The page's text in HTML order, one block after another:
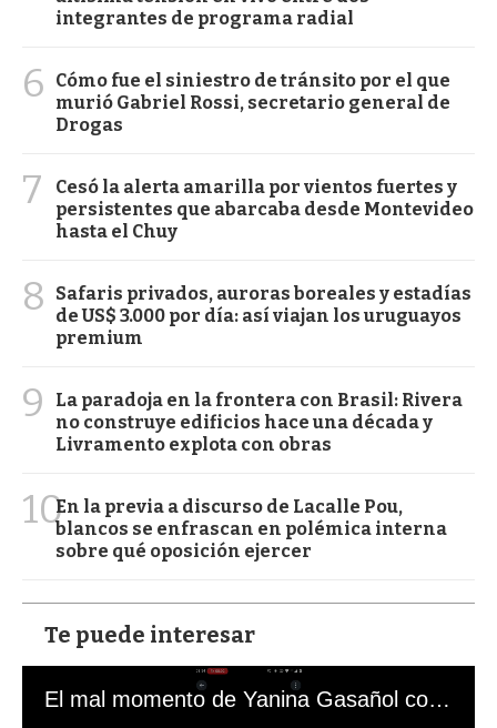
integrantes de programa radial
6
Cómo fue el siniestro de tránsito por el que
murió Gabriel Rossi, secretario general de
Drogas
7
Cesó la alerta amarilla por vientos fuertes y
persistentes que abarcaba desde Montevideo
hasta el Chuy
8
Safaris privados, auroras boreales y estadías
de US$ 3.000 por día: así viajan los uruguayos
premium
9
La paradoja en la frontera con Brasil: Rivera
no construye edificios hace una década y
Livramento explota con obras
10En la previa a discurso de Lacalle Pou,
blancos se enfrascan en polémica interna
sobre qué oposición ejercer
Te puede interesar
El mal momento de Yanina Gasañol con un hincha argentino en "Subrayado"